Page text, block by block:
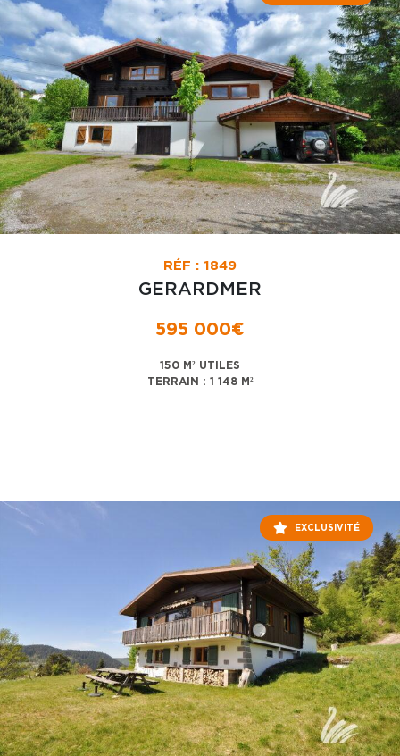
RÉF : 1849
GERARDMER
595 000€
150 M² UTILES
TERRAIN : 1 148 M²
EXCLUSIVITÉ